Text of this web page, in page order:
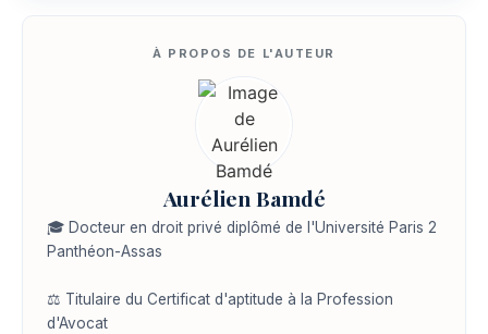
Aurélien Bamdé
🎓 Docteur en droit privé diplômé de l'Université Paris 2
Panthéon-Assas
⚖️ Titulaire du Certificat d'aptitude à la Profession
d'Avocat